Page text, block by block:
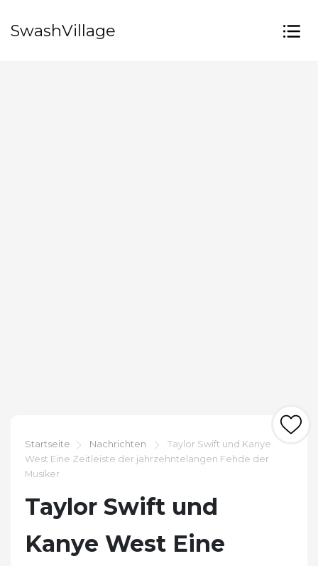
SwashVillage
Startseite Nachrichten
Taylor Swift und Kanye
West Eine Zeitleiste der jahrzehntelangen Fehde der
Musiker
Taylor Swift und
Kanye West Eine